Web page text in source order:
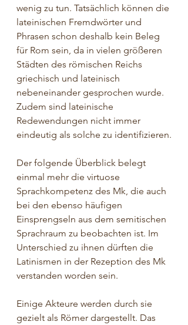
wenig zu tun. Tatsächlich können die
lateinischen Fremdwörter und
Phrasen schon deshalb kein Beleg
für Rom sein, da in vielen größeren
Städten des römischen Reichs
griechisch und lateinisch
nebeneinander gesprochen wurde.
Zudem sind lateinische
Redewendungen nicht immer
eindeutig als solche zu identifizieren.
Der folgende Überblick belegt
einmal mehr die virtuose
Sprachkompetenz des Mk, die auch
bei den ebenso häufigen
Einsprengseln aus dem semitischen
Sprachraum zu beobachten ist. Im
Unterschied zu ihnen dürften die
Latinismen in der Rezeption des Mk
verstanden worden sein.
Einige Akteure werden durch sie
gezielt als Römer dargestellt. Das